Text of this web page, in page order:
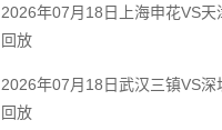
2026年07月18日上海申花VS天
回放
2026年07月18日武汉三镇VS深
回放